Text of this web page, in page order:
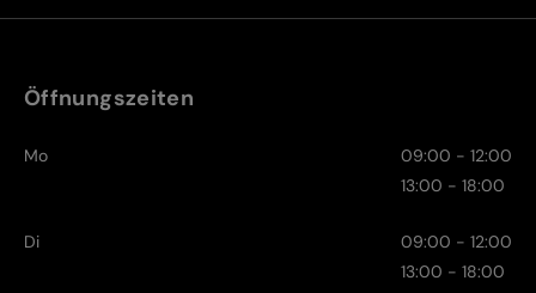
Öffnungszeiten
Mo
09:00 - 12:00
13:00 - 18:00
Di
09:00 - 12:00
13:00 - 18:00